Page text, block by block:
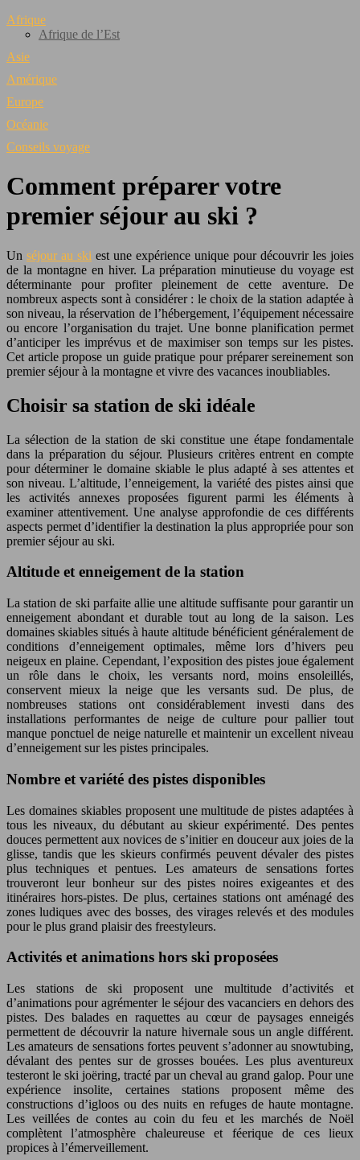
Afrique
Afrique de l’Est
Asie
Amérique
Europe
Océanie
Conseils voyage
Comment préparer votre
premier séjour au ski ?
Un séjour au ski est une expérience unique pour découvrir les joies
de la montagne en hiver. La préparation minutieuse du voyage est
déterminante pour profiter pleinement de cette aventure. De
nombreux aspects sont à considérer : le choix de la station adaptée à
son niveau, la réservation de l’hébergement, l’équipement nécessaire
ou encore l’organisation du trajet. Une bonne planification permet
d’anticiper les imprévus et de maximiser son temps sur les pistes.
Cet article propose un guide pratique pour préparer sereinement son
premier séjour à la montagne et vivre des vacances inoubliables.
Choisir sa station de ski idéale
La sélection de la station de ski constitue une étape fondamentale
dans la préparation du séjour. Plusieurs critères entrent en compte
pour déterminer le domaine skiable le plus adapté à ses attentes et
son niveau. L’altitude, l’enneigement, la variété des pistes ainsi que
les activités annexes proposées figurent parmi les éléments à
examiner attentivement. Une analyse approfondie de ces différents
aspects permet d’identifier la destination la plus appropriée pour son
premier séjour au ski.
Altitude et enneigement de la station
La station de ski parfaite allie une altitude suffisante pour garantir un
enneigement abondant et durable tout au long de la saison. Les
domaines skiables situés à haute altitude bénéficient généralement de
conditions d’enneigement optimales, même lors d’hivers peu
neigeux en plaine. Cependant, l’exposition des pistes joue également
un rôle dans le choix, les versants nord, moins ensoleillés,
conservent mieux la neige que les versants sud. De plus, de
nombreuses stations ont considérablement investi dans des
installations performantes de neige de culture pour pallier tout
manque ponctuel de neige naturelle et maintenir un excellent niveau
d’enneigement sur les pistes principales.
Nombre et variété des pistes disponibles
Les domaines skiables proposent une multitude de pistes adaptées à
tous les niveaux, du débutant au skieur expérimenté. Des pentes
douces permettent aux novices de s’initier en douceur aux joies de la
glisse, tandis que les skieurs confirmés peuvent dévaler des pistes
plus techniques et pentues. Les amateurs de sensations fortes
trouveront leur bonheur sur des pistes noires exigeantes et des
itinéraires hors-pistes. De plus, certaines stations ont aménagé des
zones ludiques avec des bosses, des virages relevés et des modules
pour le plus grand plaisir des freestyleurs.
Activités et animations hors ski proposées
Les stations de ski proposent une multitude d’activités et
d’animations pour agrémenter le séjour des vacanciers en dehors des
pistes. Des balades en raquettes au cœur de paysages enneigés
permettent de découvrir la nature hivernale sous un angle différent.
Les amateurs de sensations fortes peuvent s’adonner au snowtubing,
dévalant des pentes sur de grosses bouées. Les plus aventureux
testeront le ski joëring, tracté par un cheval au grand galop. Pour une
expérience insolite, certaines stations proposent même des
constructions d’igloos ou des nuits en refuges de haute montagne.
Les veillées de contes au coin du feu et les marchés de Noël
complètent l’atmosphère chaleureuse et féerique de ces lieux
propices à l’émerveillement.